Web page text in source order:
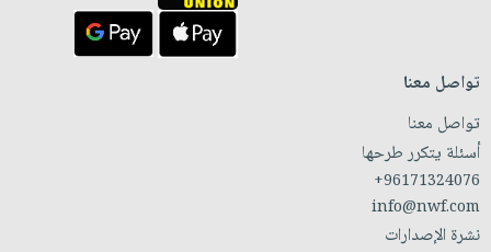
تواصل معنا
تواصل معنا
أسئلة يتكرر طرحها
+96171324076
info@nwf.com
نشرة الإصدارات